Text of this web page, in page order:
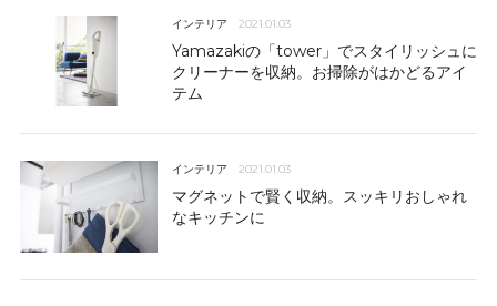
インテリア 2021.01.03
Yamazakiの「tower」でスタイリッシュに
クリーナーを収納。お掃除がはかどるアイ
テム
インテリア 2021.01.03
マグネットで賢く収納。スッキリおしゃれ
なキッチンに